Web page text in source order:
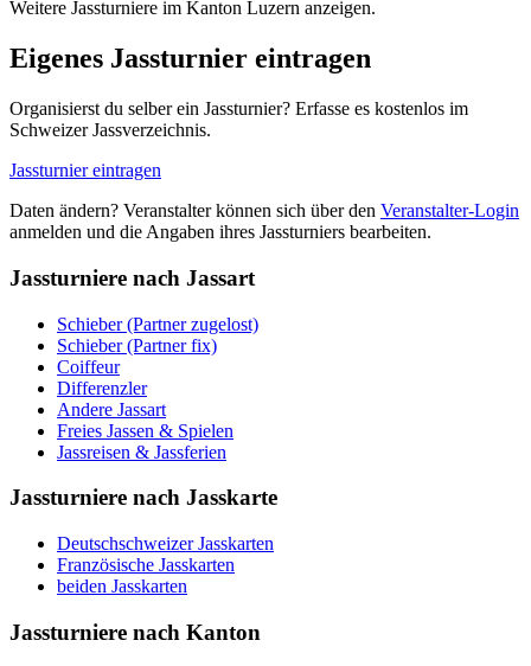
Weitere Jassturniere im Kanton Luzern anzeigen.
Eigenes Jassturnier eintragen
Organisierst du selber ein Jassturnier? Erfasse es kostenlos im
Schweizer Jassverzeichnis.
Jassturnier eintragen
Daten ändern? Veranstalter können sich über den Veranstalter-Login
anmelden und die Angaben ihres Jassturniers bearbeiten.
Jassturniere nach Jassart
Schieber (Partner zugelost)
Schieber (Partner fix)
Coiffeur
Differenzler
Andere Jassart
Freies Jassen & Spielen
Jassreisen & Jassferien
Jassturniere nach Jasskarte
Deutschschweizer Jasskarten
Französische Jasskarten
beiden Jasskarten
Jassturniere nach Kanton